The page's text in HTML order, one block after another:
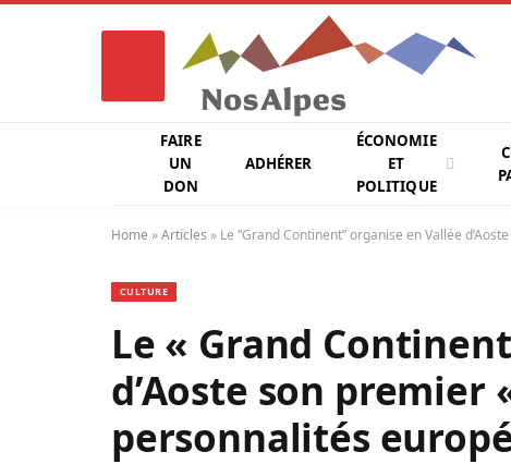
FAIRE
UN
DON
ADHÉRER
ÉCONOMIE
ET
POLITIQUE
Home »Articles » Le “Grand Continent” organise en Vallée
CULTURE
Le « Grand
d’Aoste son premier
personnalités